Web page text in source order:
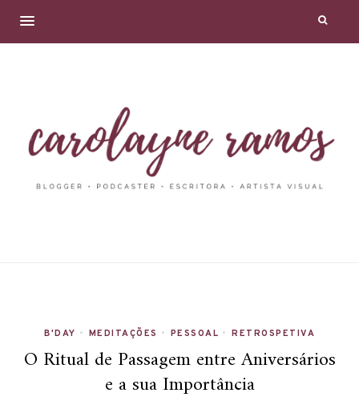
B'DAY • MEDITAÇÕES • PESSOAL • RETROSPETIVA
O Ritual de Passagem entre Aniversários
e a sua Importância